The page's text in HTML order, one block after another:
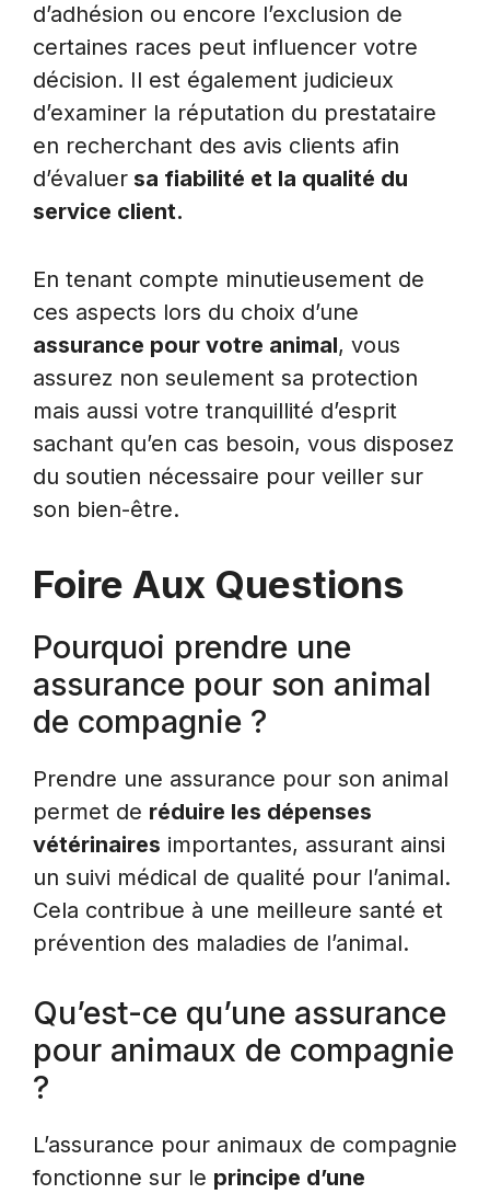
d’adhésion ou encore l’exclusion de
certaines races peut influencer votre
décision. Il est également judicieux
d’examiner la réputation du prestataire
en recherchant des avis clients afin
d’évaluer sa fiabilité et la qualité du
service client.
En tenant compte minutieusement de
ces aspects lors du choix d’une
assurance pour votre animal, vous
assurez non seulement sa protection
mais aussi votre tranquillité d’esprit
sachant qu’en cas besoin, vous disposez
du soutien nécessaire pour veiller sur
son bien-être.
Foire Aux Questions
Pourquoi prendre une
assurance pour son animal
de compagnie ?
Prendre une assurance pour son animal
permet de réduire les dépenses
vétérinaires importantes, assurant ainsi
un suivi médical de qualité pour l’animal.
Cela contribue à une meilleure santé et
prévention des maladies de l’animal.
Qu’est-ce qu’une assurance
pour animaux de compagnie
?
L’assurance pour animaux de compagnie
fonctionne sur le principe d’une